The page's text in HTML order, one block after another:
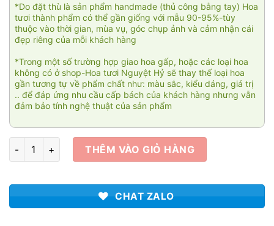
*Do đặt thù là sản phẩm handmade (thủ công bằng tay) Hoa
tươi thành phẩm có thể gần giống với mẫu 90-95%-tùy
thuộc vào thời gian, mùa vụ, góc chụp ảnh và cảm nhận cái
đẹp riêng của mỗi khách hàng
*Trong một số trường hợp giao hoa gấp, hoặc các loại hoa
không có ở shop-Hoa tươi Nguyệt Hỷ sẽ thay thế loại hoa
gần tương tự về phẩm chất như: màu sắc, kiểu dáng, giá trị
.. để đáp ứng nhu cầu cấp bách của khách hàng nhưng vẫn
đảm bảo tính nghệ thuật của sản phẩm
Hoa viếng Thành tâm 001 số lượng
THÊM VÀO GIỎ HÀNG
CHAT ZALO